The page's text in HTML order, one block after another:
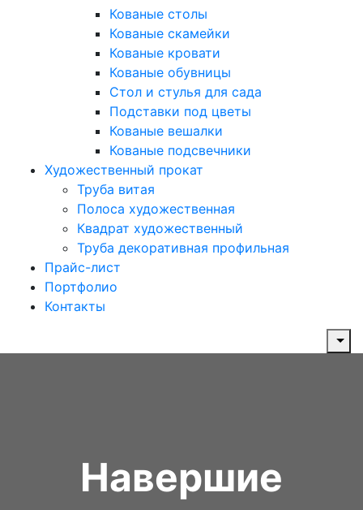
Кованые столы
Кованые скамейки
Кованые кровати
Кованые обувницы
Стол и стулья для сада
Подставки под цветы
Кованые вешалки
Кованые подсвечники
Художественный прокат
Труба витая
Полоса художественная
Квадрат художественный
Труба декоративная профильная
Прайс-лист
Портфолио
Контакты
Навершие